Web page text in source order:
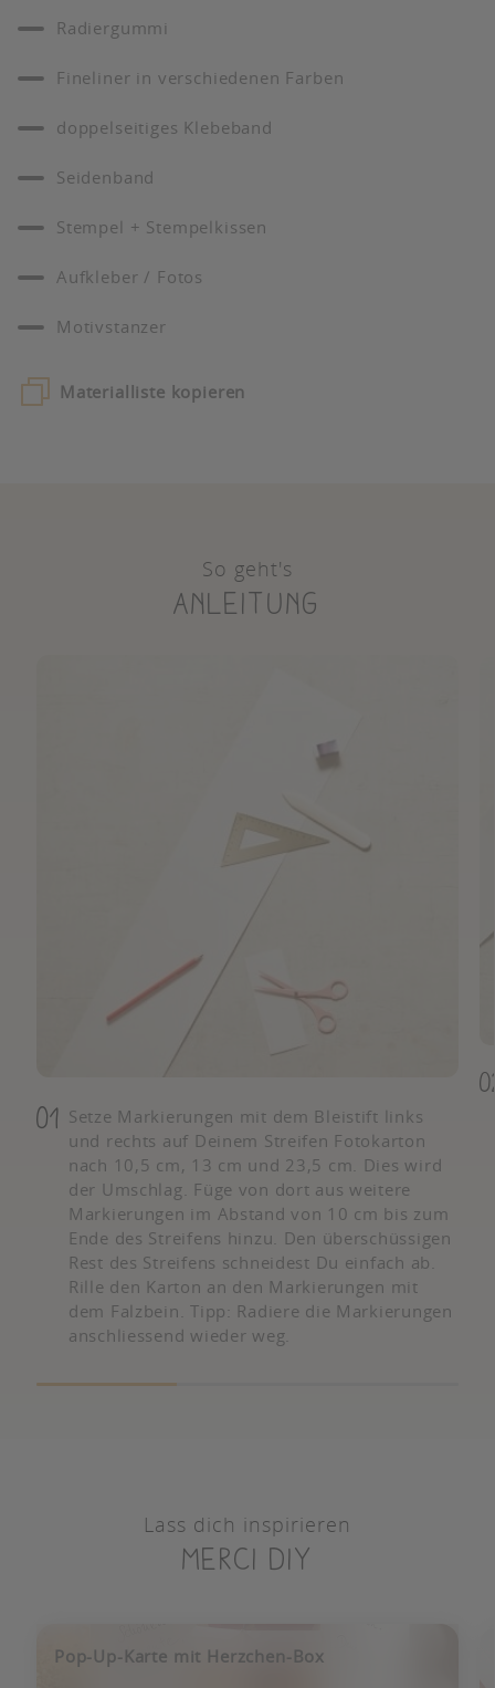
Radiergummi
Fineliner in verschiedenen Farben
doppelseitiges Klebeband
Seidenband
Stempel + Stempelkissen
Aufkleber / Fotos
Motivstanzer
Materialliste kopieren
So geht's
Anleitung
Setze Markierungen mit dem Bleistift links
und rechts auf Deinem Streifen Fotokarton
nach 10,5 cm, 13 cm und 23,5 cm. Dies wird
der Umschlag. Füge von dort aus weitere
Markierungen im Abstand von 10 cm bis zum
Ende des Streifens hinzu. Den überschüssigen
Rest des Streifens schneidest Du einfach ab.
Rille den Karton an den Markierungen mit
dem Falzbein. Tipp: Radiere die Markierungen
anschliessend wieder weg.
Lass dich inspirieren
merci diy
Pop-Up-Karte mit Herzchen-Box